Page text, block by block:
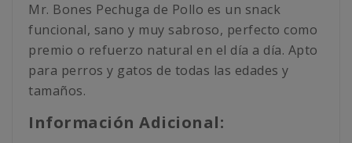
Mr. Bones Pechuga de Pollo es un snack
funcional, sano y muy sabroso, perfecto como
premio o refuerzo natural en el día a día. Apto
para perros y gatos de todas las edades y
tamaños.
Información Adicional: